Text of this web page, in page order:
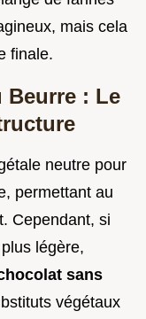
mais cela
finale.
Beurre : Le
neutre pour
permettant au
Cependant, si
légère,
sans
végétaux